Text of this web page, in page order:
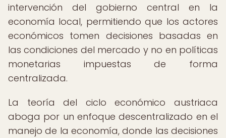
intervención del gobierno central en la
economía local, permitiendo que los actores
económicos tomen decisiones basadas en
las condiciones del mercado y no en políticas
monetarias impuestas de forma
centralizada.
La teoría del ciclo económico austriaca
aboga por un enfoque descentralizado en el
manejo de la economía, donde las decisiones